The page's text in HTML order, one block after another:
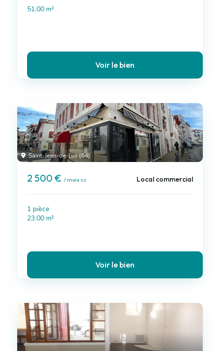
51.00 m²
Voir le bien
Saint-Jean-de-Luz (64)
2 500 € / mois cc Local commercial
1 pièce
23.00 m²
Voir le bien